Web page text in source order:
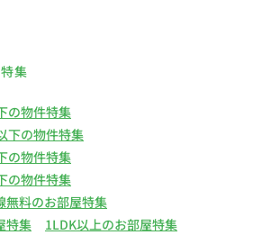
特集
の物件特集
下の物件特集
の物件特集
の物件特集
無料のお部屋特集
特集
1LDK以上のお部屋特集